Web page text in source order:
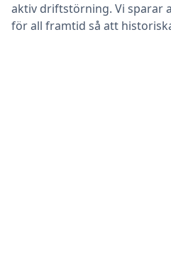
aktiv driftstörning. Vi sparar
för all framtid så att